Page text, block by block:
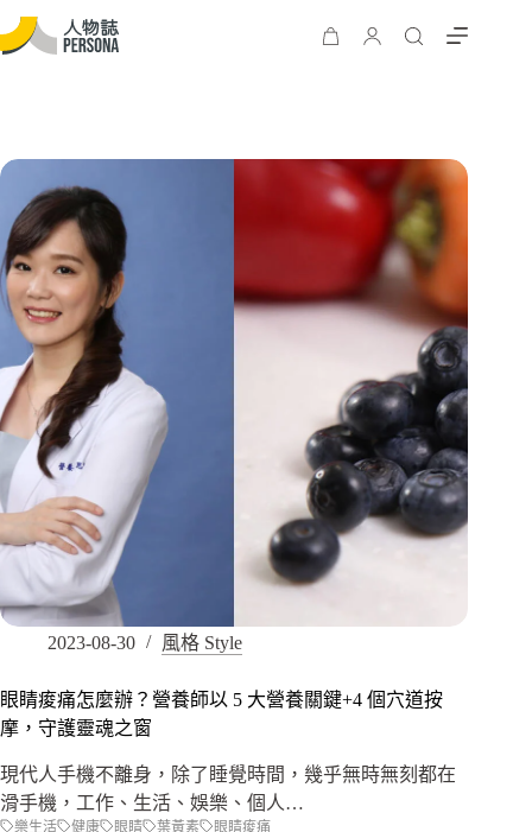
2023-08-30 風格 Style
眼睛痠痛怎麼辦？營養師以 5 大營養關鍵+4 個穴道按
摩，守護靈魂之窗
現代人手機不離身，除了睡覺時間，幾乎無時無刻都在
滑手機，工作、生活、娛樂、個人…
樂生活 健康 眼睛 葉黃素 眼睛痠痛